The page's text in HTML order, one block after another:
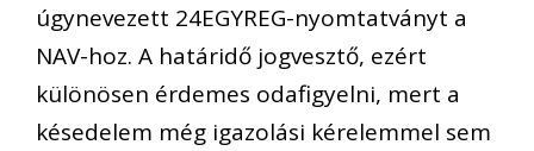
úgynevezett 24EGYREG-nyomtatványt a
NAV-hoz. A határidő jogvesztő, ezért
különösen érdemes odafigyelni, mert a
késedelem még igazolási kérelemmel sem